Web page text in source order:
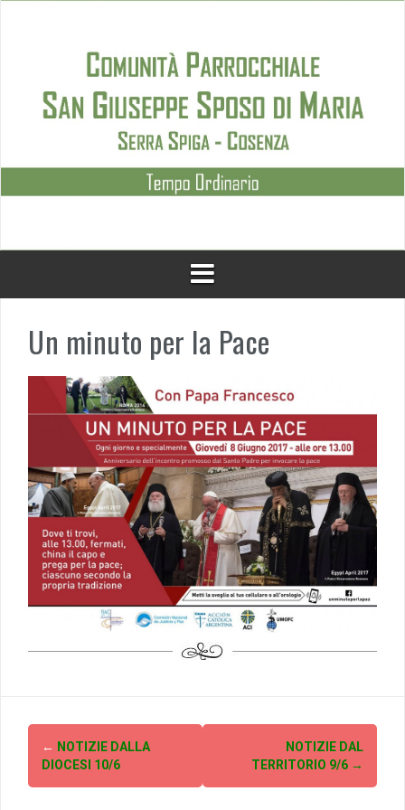
Un minuto per la Pace
Post
navigation
← NOTIZIE DALLA
DIOCESI 10/6
NOTIZIE DAL
TERRITORIO 9/6 →